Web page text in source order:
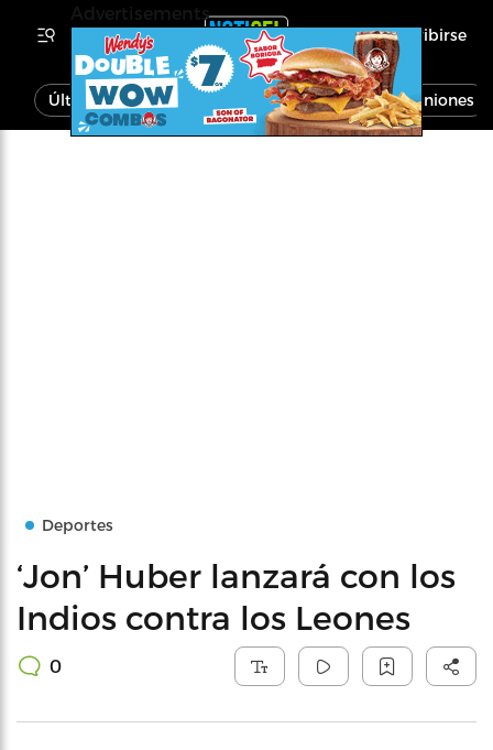
Inscribirse
Última Hora Noticias Economía Opiniones
Deportes
‘Jon’ Huber lanzará con los
Indios contra los Leones
0
Advertisements